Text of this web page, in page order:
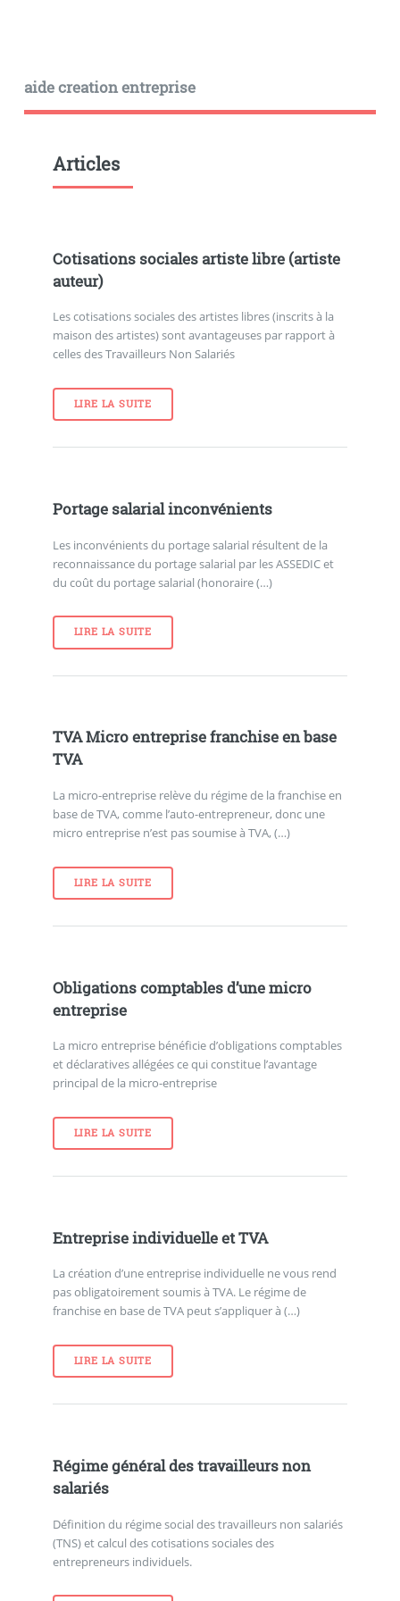
aide creation entreprise
Articles
Cotisations sociales artiste libre (artiste
auteur)
Les cotisations sociales des artistes libres (inscrits à la
maison des artistes) sont avantageuses par rapport à
celles des Travailleurs Non Salariés
LIRE LA SUITE
Portage salarial inconvénients
Les inconvénients du portage salarial résultent de la
reconnaissance du portage salarial par les ASSEDIC et
du coût du portage salarial (honoraire (…)
LIRE LA SUITE
TVA Micro entreprise franchise en base
TVA
La micro-entreprise relève du régime de la franchise en
base de TVA, comme l’auto-entrepreneur, donc une
micro entreprise n’est pas soumise à TVA, (…)
LIRE LA SUITE
Obligations comptables d’une micro
entreprise
La micro entreprise bénéficie d’obligations comptables
et déclaratives allégées ce qui constitue l’avantage
principal de la micro-entreprise
LIRE LA SUITE
Entreprise individuelle et TVA
La création d’une entreprise individuelle ne vous rend
pas obligatoirement soumis à TVA. Le régime de
franchise en base de TVA peut s’appliquer à (…)
LIRE LA SUITE
Régime général des travailleurs non
salariés
Définition du régime social des travailleurs non salariés
(TNS) et calcul des cotisations sociales des
entrepreneurs individuels.